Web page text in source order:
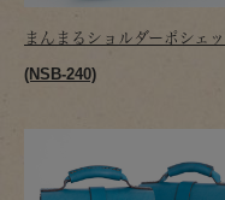
まんまるショルダーポシェッ
(NSB-240)